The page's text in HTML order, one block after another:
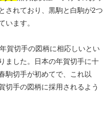
されており、黒駒と白駒が2つ
います。
賀切手の図柄に相応しいとい
ました。日本の年賀切手に十
駒切手が初めてで、これ以
切手の図柄に採用されるよう